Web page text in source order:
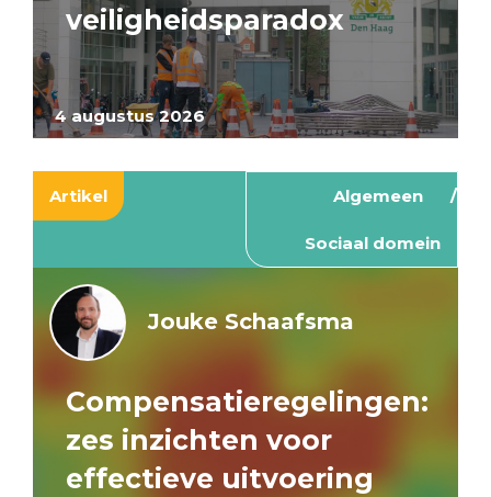
4 augustus 2026
veiligheidsparadox
Artikel Algemeen
Sociaal domein
Jouke Schaafsma
Compensatieregelingen:
zes inzichten voor
effectieve uitvoering